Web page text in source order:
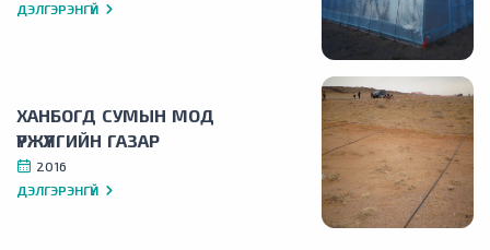
ДЭЛГЭРЭНГҮЙ
ХАНБОГД СУМЫН МОД
ҮРЖҮҮЛГИЙН ГАЗАР
2016
ДЭЛГЭРЭНГҮЙ